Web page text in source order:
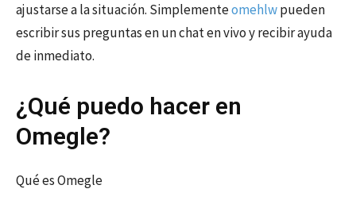
ajustarse a la situación. Simplementeomehlwpueden
escribir sus preguntas en un chat en vivo y recibir ayuda
de inmediato.
¿Qué puedo hacer en
Omegle?
Qué es Omegle